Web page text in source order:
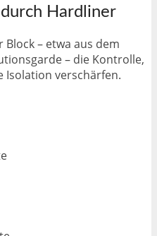
Hardliner
– etwa aus dem
– die Kontrolle,
Isolation verschärfen.